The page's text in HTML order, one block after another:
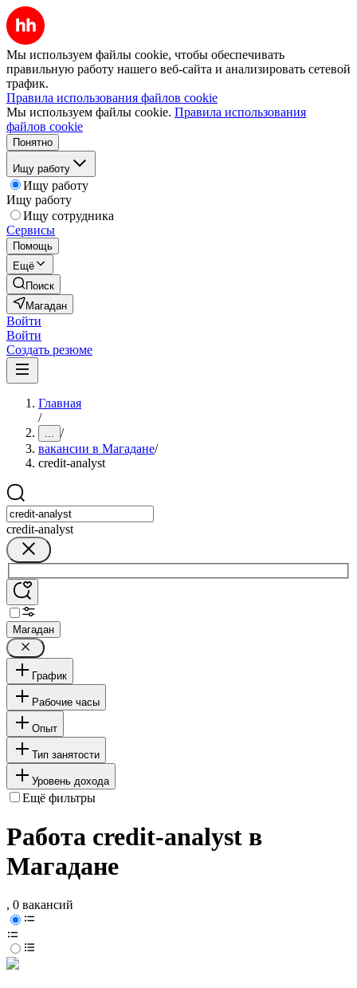
Мы используем файлы cookie, чтобы обеспечивать
правильную работу нашего веб-сайта и анализировать сетевой
трафик.
Правила использования файлов cookie
Мы используем файлы cookie. Правила использования
файлов cookie
Понятно
Ищу работу
Ищу работу
Ищу работу
Ищу сотрудника
Сервисы
Помощь
Ещё
Поиск
Магадан
Войти
Войти
Создать резюме
Главная
/
... /
вакансии в Магадане/
credit-analyst
credit-analyst
Магадан
График
Рабочие часы
Опыт
Тип занятости
Уровень дохода
Ещё фильтры
Работа credit-analyst в
Магадане
, 0 вакансий